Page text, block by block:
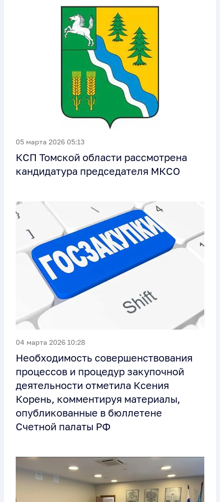
05 марта 2026 05:13
КСП Томской области рассмотрена
кандидатура председателя МКСО
04 марта 2026 10:28
Необходимость совершенствования
процессов и процедур закупочной
деятельности отметила Ксения
Корень, комментируя материалы,
опубликованные в бюллетене
Счетной палаты РФ